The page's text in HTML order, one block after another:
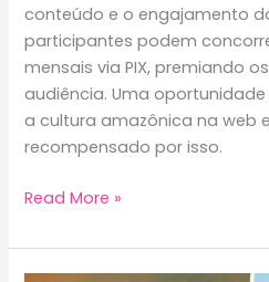
conteúdo e o engajamento
participantes podem
mensais via PIX, premiando
audiência. Uma
a cultura amazônica na web
recompensado por isso.
Curupira
nova
forma
Read More »